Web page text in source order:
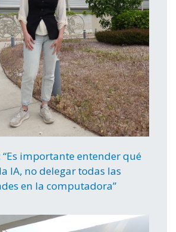
“Es importante entender qué
IA, no delegar todas las
en la computadora”